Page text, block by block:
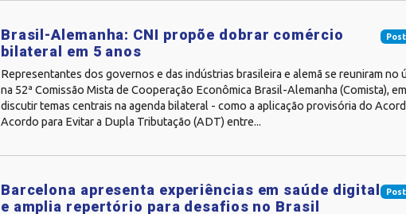
Brasil-Alemanha: CNI propõe dobrar comércio
bilateral em 5 anos
Representantes dos governos e das indústrias brasileira e alemã se reuniram no
na 52ª Comissão Mista de Cooperação Econômica Brasil-Alemanha (Comista),
discutir temas centrais na agenda bilateral - como a aplicação provisória do
Acordo para Evitar a Dupla Tributação (ADT) entre...
Barcelona apresenta experiências em saúde digital
e amplia repertório para desafios no Brasil